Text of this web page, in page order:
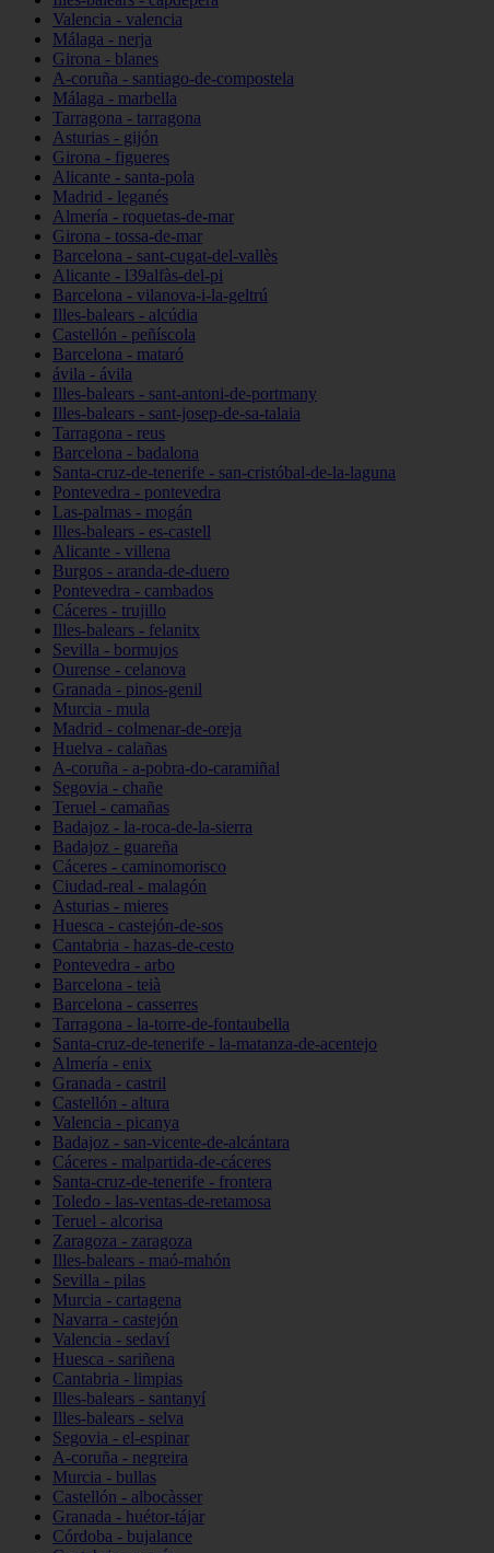
Valencia - valencia
Málaga - nerja
Girona - blanes
A-coruña - santiago-de-compostela
Málaga - marbella
Tarragona - tarragona
Asturias - gijón
Girona - figueres
Alicante - santa-pola
Madrid - leganés
Almería - roquetas-de-mar
Girona - tossa-de-mar
Barcelona - sant-cugat-del-vallès
Alicante - l39alfàs-del-pi
Barcelona - vilanova-i-la-geltrú
Illes-balears - alcúdia
Castellón - peñíscola
Barcelona - mataró
ávila - ávila
Illes-balears - sant-antoni-de-portmany
Illes-balears - sant-josep-de-sa-talaia
Tarragona - reus
Barcelona - badalona
Santa-cruz-de-tenerife - san-cristóbal-de-la-laguna
Pontevedra - pontevedra
Las-palmas - mogán
Illes-balears - es-castell
Alicante - villena
Burgos - aranda-de-duero
Pontevedra - cambados
Cáceres - trujillo
Illes-balears - felanitx
Sevilla - bormujos
Ourense - celanova
Granada - pinos-genil
Murcia - mula
Madrid - colmenar-de-oreja
Huelva - calañas
A-coruña - a-pobra-do-caramiñal
Segovia - chañe
Teruel - camañas
Badajoz - la-roca-de-la-sierra
Badajoz - guareña
Cáceres - caminomorisco
Ciudad-real - malagón
Asturias - mieres
Huesca - castejón-de-sos
Cantabria - hazas-de-cesto
Pontevedra - arbo
Barcelona - teià
Barcelona - casserres
Tarragona - la-torre-de-fontaubella
Santa-cruz-de-tenerife - la-matanza-de-acentejo
Almería - enix
Granada - castril
Castellón - altura
Valencia - picanya
Badajoz - san-vicente-de-alcántara
Cáceres - malpartida-de-cáceres
Santa-cruz-de-tenerife - frontera
Toledo - las-ventas-de-retamosa
Teruel - alcorisa
Zaragoza - zaragoza
Illes-balears - maó-mahón
Sevilla - pilas
Murcia - cartagena
Navarra - castejón
Valencia - sedaví
Huesca - sariñena
Cantabria - limpias
Illes-balears - santanyí
Illes-balears - selva
Segovia - el-espinar
A-coruña - negreira
Murcia - bullas
Castellón - albocàsser
Granada - huétor-tájar
Córdoba - bujalance